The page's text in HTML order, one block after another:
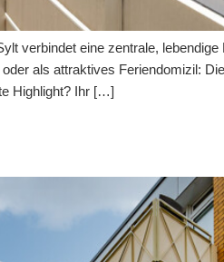
verbindet eine zentrale,
als attraktives Feriendomizil:
Highlight? Ihr […]